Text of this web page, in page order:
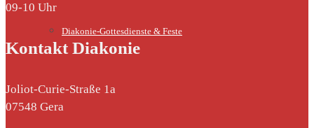
Diakonie-Gottesdienste & Feste
09-10 Uhr
Kontakt Diakonie
Joliot-Curie-Straße 1a
07548 Gera